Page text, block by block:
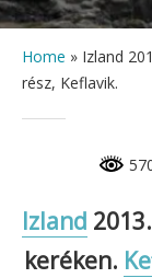
Home » Izland
rész, Keflavik.
Izland
keréken.